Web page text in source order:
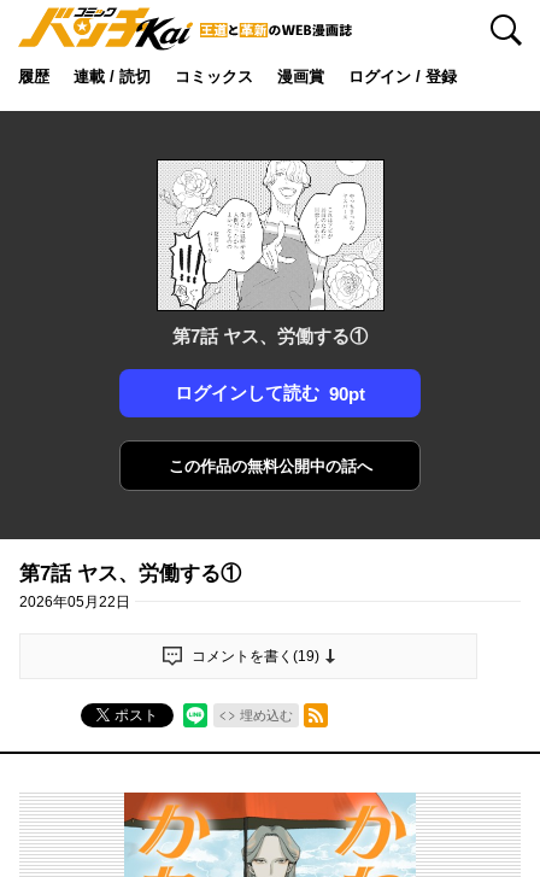
履歴 連載 / 読切 コミックス 漫画賞 ログイン / 登録
検索
第7話 ヤス、労働する①
ログインして読む 90pt
この作品の無料公開中の話へ
第7話 ヤス、労働する①
2026年05月22日
コメントを書く(19)
ポスト 埋め込む
RSSフィード